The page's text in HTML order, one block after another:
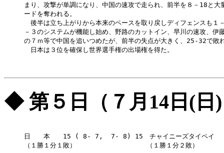
まり、攻撃が単調になり、中国の速攻で走られ、前半を８－18と大
ードを奪われる。
後半は立ち上がりから本来のペースを取り戻しディフェンスも１
－３のシステムが機能し始め、野路のカットイン、早川の速攻、伊
の７ｍ等で中国を追いつめたが、前半の失点が大きく、25-32で敗
日本は３位を確保し世界選手権の出場権を得た。
◆ 第５日（７月14日(日
日　　本　　15 ( 8- 7,  7- 8) 15　チャイニーズタイペイ
（１勝１分１敗）                　（１勝１分２敗）